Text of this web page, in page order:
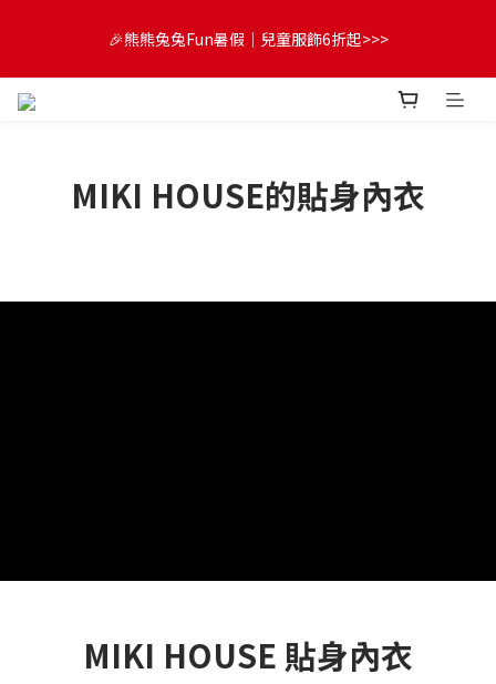
💌】
🎉熊熊兔兔Fun暑假｜兒童服飾6折起>>>
😍FUN暑假！童裝開心購【滿$3,000，送$300 (最高回饋$1,200)
💌】
MIKI HOUSE的貼身內衣
MIKI HOUSE 貼身內衣